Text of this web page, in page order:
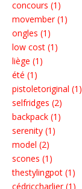
concours (1)
movember (1)
ongles (1)
low cost (1)
liège (1)
été (1)
pistoletoriginal (1)
selfridges (2)
backpack (1)
serenity (1)
model (2)
scones (1)
thestylingpot (1)
cédriccharlier (1)